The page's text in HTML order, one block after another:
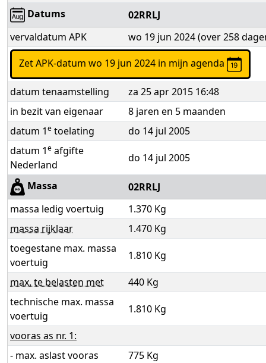
Datums
02RRLJ
vervaldatum APK
wo 19 jun 2024 (over 258
Zet APK-datum wo 19 jun 2024 in mijn agenda
datum tenaamstelling
za 25 apr 2015 16:48
in bezit van eigenaar
8 jaren en 5 maanden
datum 1e toelating
do 14 jul 2005
datum 1e afgifte
Nederland
do 14 jul 2005
Massa
02RRLJ
massa ledig voertuig
1.370 Kg
massa rijklaar
1.470 Kg
toegestane max. massa
voertuig
1.810 Kg
max. te belasten met
440 Kg
technische max. massa
voertuig
1.810 Kg
vooras as nr. 1:
- max. aslast vooras
775 Kg